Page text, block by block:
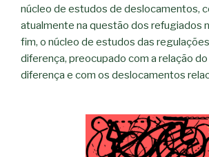
núcleo de estudos de deslocamentos,
atualmente na questão dos refugiados
fim, o núcleo de estudos das
diferença, preocupado com a relação
diferença e com os deslocamentos